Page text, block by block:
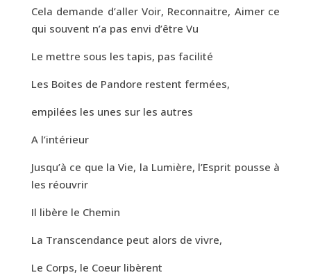
Cela demande d’aller Voir, Reconnaitre, Aimer ce
qui souvent n’a pas envi d’être Vu
Le mettre sous les tapis, pas facilité
Les Boites de Pandore restent fermées,
empilées les unes sur les autres
A l’intérieur
Jusqu’à ce que la Vie, la Lumière, l’Esprit pousse à
les réouvrir
Il libère le Chemin
La Transcendance peut alors de vivre,
Le Corps, le Coeur libèrent